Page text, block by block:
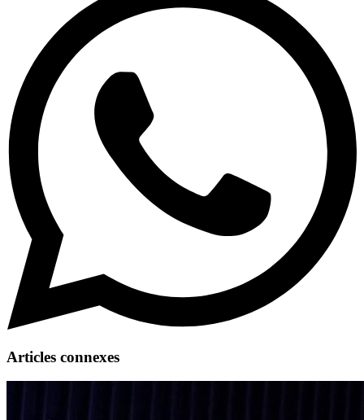
Articles connexes